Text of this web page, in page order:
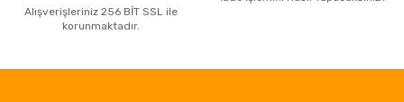
Alışverişleriniz 256 BİT SSL ile
korunmaktadır.